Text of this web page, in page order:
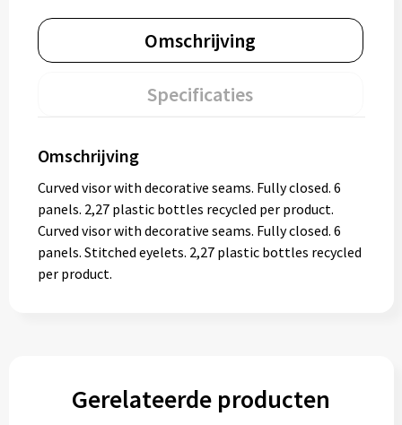
Omschrijving
Specificaties
Omschrijving
Curved visor with decorative seams. Fully closed. 6
panels. 2,27 plastic bottles recycled per product.
Curved visor with decorative seams. Fully closed. 6
panels. Stitched eyelets. 2,27 plastic bottles recycled
per product.
Gerelateerde producten